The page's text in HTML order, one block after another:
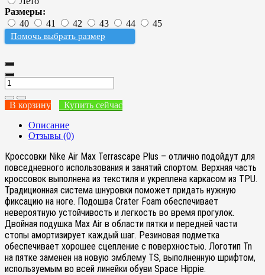
Размеры:
40
41 42 43 44 45
Помочь выбрать размер
В корзину
Купить сейчас
Описание
Отзывы (0)
Кроссовки Nike Air Max Terrascape Plus – отлично подойдут для
повседневного использования и занятий спортом. Верхняя часть
кроссовок выполнена из текстиля и укреплена каркасом из TPU.
Традиционная система шнуровки поможет придать нужную
фиксацию на ноге. Подошва Crater Foam обеспечивает
невероятную устойчивость и легкость во время прогулок.
Двойная подушка Max Air в области пятки и передней части
стопы амортизирует каждый шаг. Резиновая подметка
обеспечивает хорошее сцепление с поверхностью. Логотип Tn
на пятке заменен на новую эмблему TS, выполненную шрифтом,
используемым во всей линейки обуви Space Hippie.